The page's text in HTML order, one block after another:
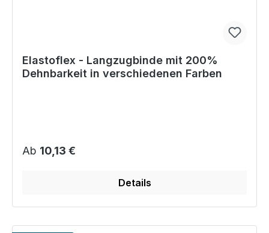
Elastoflex - Langzugbinde mit 200%
Dehnbarkeit in verschiedenen Farben
Regulärer Preis:
Ab 10,13 €
Details